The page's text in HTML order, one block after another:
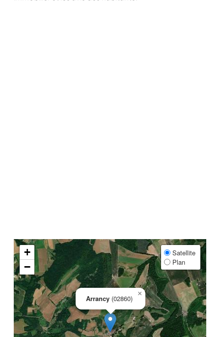
Arrancy (02860)
×
+
−
Satellite
Plan